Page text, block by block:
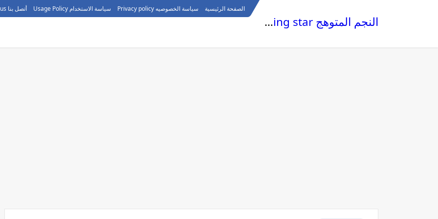
الصفحة الرئيسية سياسة الخصوصيه Privacy policy سياسة الاستخدام Usage Policy أتصل بنا call us
النجم المتوهج The glowing star